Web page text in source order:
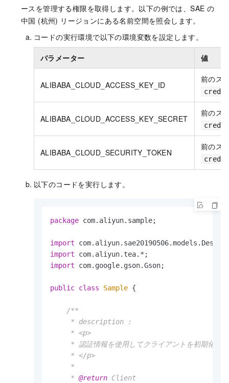
ースを管理する権限を取得します。以下の例では、SAE の
中国 (杭州) リージョンにある名前空間を照会します。
コードの実行環境で以下の環境変数を設定します。
パラメーター 値
ALIBABA_CLOUD_ACCESS_KEY_ID
前のス
ALIBABA_CLOUD_ACCESS_KEY_SECRET
前のス
ALIBABA_CLOUD_SECURITY_TOKEN
前のス
以下のコードを実行します。
package com.aliyun.sample;
import
import
import com.google.gson.Gson;
public class Sample {
/**
     * description :
     * <p>
* 認証情報を使用してクライアントを初期化し
     * </p>
     *
     *
@return Client